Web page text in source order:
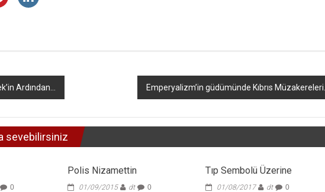
Ardından… Emperyalizm’in güdümünde Kıbrıs Müzakereleri…
sevebilirsiniz
0
Polis Nizamettin
01/09/2015 dt 0
Tıp Sembolü Üzerine
01/08/2017 dt 0